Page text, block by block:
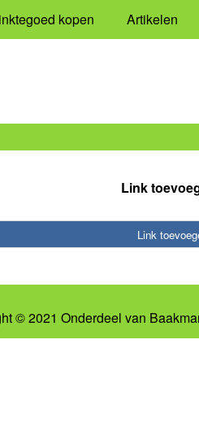
kopen Artikelen
Link
Link
© 2021 Onderdeel van